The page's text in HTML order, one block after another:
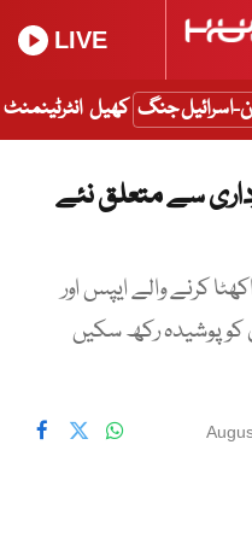
LIVE
اسرائیل جنگ کھیل انٹرٹینمنٹ
سے متعلق نئے
کرنے والے ایپس اور
پوشیدہ رکھ سکیں